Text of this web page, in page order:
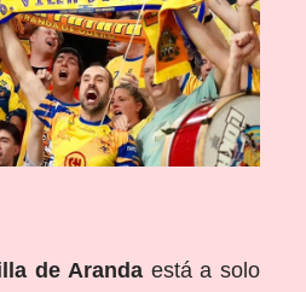
de Arandaestá a solo